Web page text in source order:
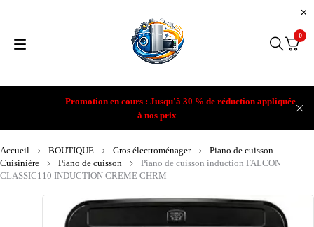
Promotion en cours : Jusqu'à 30 % de réduction appliquée
à nos prix
0
Accueil BOUTIQUE Gros électroménager
Piano de cuisson -
Cuisinière
Piano de cuisson
Piano de cuisson induction FALCON
CLASSIC110 INDUCTION CREME CHRM